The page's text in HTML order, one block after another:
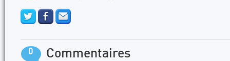
0 Commentaires